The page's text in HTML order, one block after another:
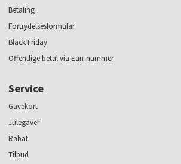
Betaling
Fortrydelsesformular
Black Friday
Offentlige betal via Ean-nummer
Service
Gavekort
Julegaver
Rabat
Tilbud